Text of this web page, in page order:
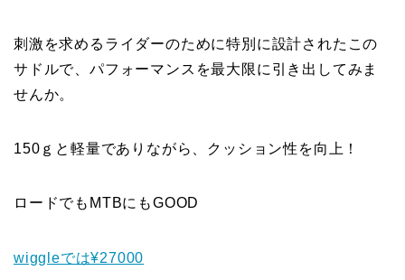
刺激を求めるライダーのために特別に設計されたこの
サドルで、パフォーマンスを最大限に引き出してみま
せんか。
150ｇと軽量でありながら、クッション性を向上！
ロードでもMTBにもGOOD
wiggleでは¥27000